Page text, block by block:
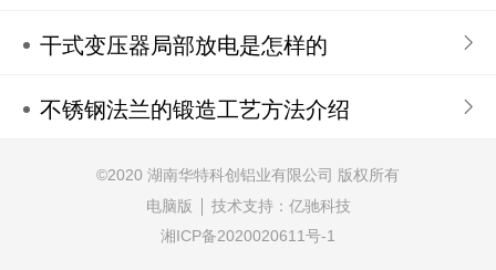
干式变压器局部放电是怎样的
不锈钢法兰的锻造工艺方法介绍
©2020 湖南华特科创铝业有限公司 版权所有
电脑版
技术支持： 亿驰科技
湘ICP备2020020611号-1